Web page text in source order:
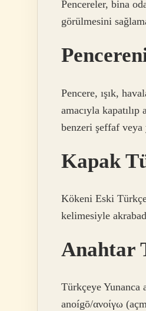
Pencereler, bina
görülmesini
Pencere, ışık,
amacıyla
benzeri şeffaf veya
Kapak
Kökeni Eski
kelimesiyle
Anahtar
Türkçeye Yunanca
anoígō/ανοίγω